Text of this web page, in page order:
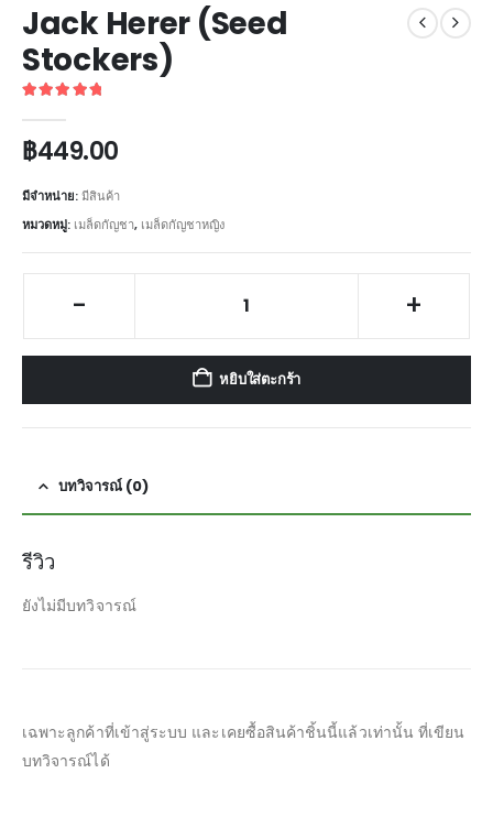
Jack Herer (Seed
Stockers)
฿449.00
มีจำหน่าย:มีสินค้า
หมวดหมู่: เมล็ดกัญชา, เมล็ดกัญชาหญิง
- +
หยิบใส่ตะกร้า
บทวิจารณ์ (0)
รีวิว
ยังไม่มีบทวิจารณ์
เฉพาะลูกค้าที่เข้าสู่ระบบ และเคยซื้อสินค้าชิ้นนี้แล้วเท่านั้น ที่เขียน
บทวิจารณ์ได้